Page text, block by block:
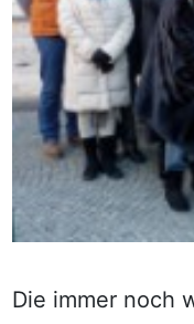
Die immer noch